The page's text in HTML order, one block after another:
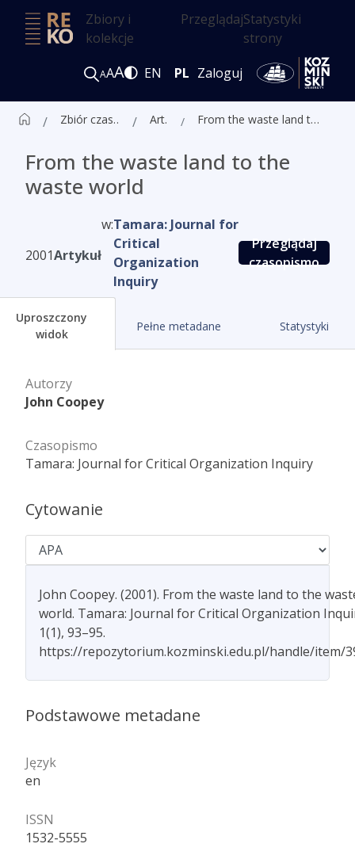
Zbiory i
kolekcje
PrzeglądajStatystyki
strony
AAA EN PL Zaloguj
Zbiór czasopism ALK Artykuły From the waste land to the waste world
From the waste land to the
waste world
2001Artykuł
w:Tamara: Journal for
Critical
Organization
Inquiry
Przeglądaj
czasopismo
Uproszczony
widok
Pełne metadane Statystyki
Autorzy
John Coopey
Czasopismo
Tamara: Journal for Critical Organization Inquiry
Cytowanie
John Coopey. (2001). From the waste land to the
world. Tamara: Journal for Critical Organization
1(1), 93–95.
https://repozytorium.kozminski.edu.pl/handle/item/
Podstawowe metadane
Język
en
ISSN
1532-5555